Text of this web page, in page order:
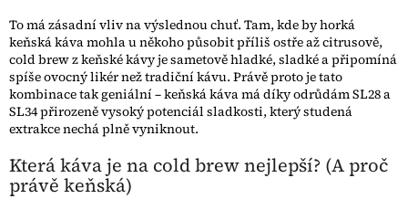
To má zásadní vliv na výslednou chuť. Tam, kde by horká
keňská káva mohla u někoho působit příliš ostře až citrusově,
cold brew z keňské kávy je sametově hladké, sladké a připomíná
spíše ovocný likér než tradiční kávu. Právě proto je tato
kombinace tak geniální – keňská káva má díky odrůdám SL28 a
SL34 přirozeně vysoký potenciál sladkosti, který studená
extrakce nechá plně vyniknout.
Která káva je na cold brew nejlepší? (A proč
právě keňská)